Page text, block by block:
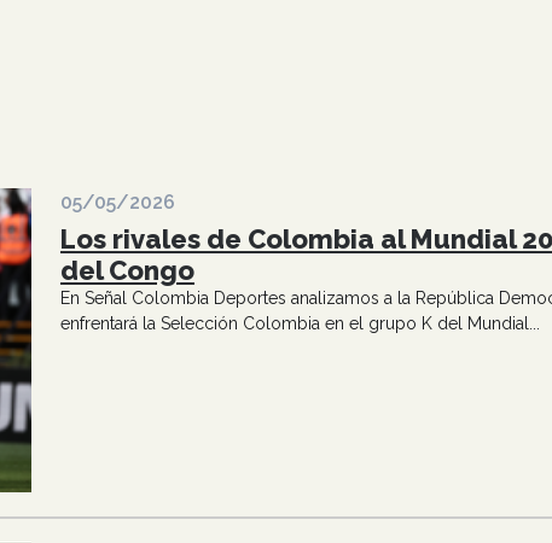
05/05/2026
Los rivales de Colombia al Mundial
del Congo
En Señal Colombia Deportes analizamos a la República
enfrentará la Selección Colombia en el grupo K del Mundial...